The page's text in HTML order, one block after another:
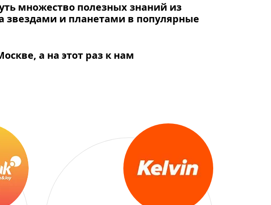
множество полезных знаний из
звездами и планетами в популярные
а на этот раз к нам